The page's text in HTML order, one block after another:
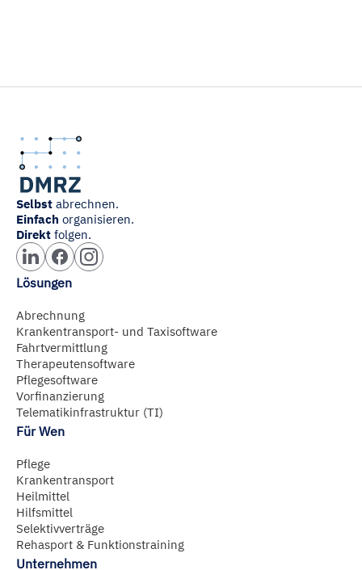
Selbst abrechnen.
Einfach organisieren.
Direkt folgen.
Lösungen
Abrechnung
Krankentransport- und Taxisoftware
Fahrtvermittlung
Therapeutensoftware
Pflegesoftware
Vorfinanzierung
Telematikinfrastruktur (TI)
Für Wen
Pflege
Krankentransport
Heilmittel
Hilfsmittel
Selektivverträge
Rehasport & Funktionstraining
Unternehmen